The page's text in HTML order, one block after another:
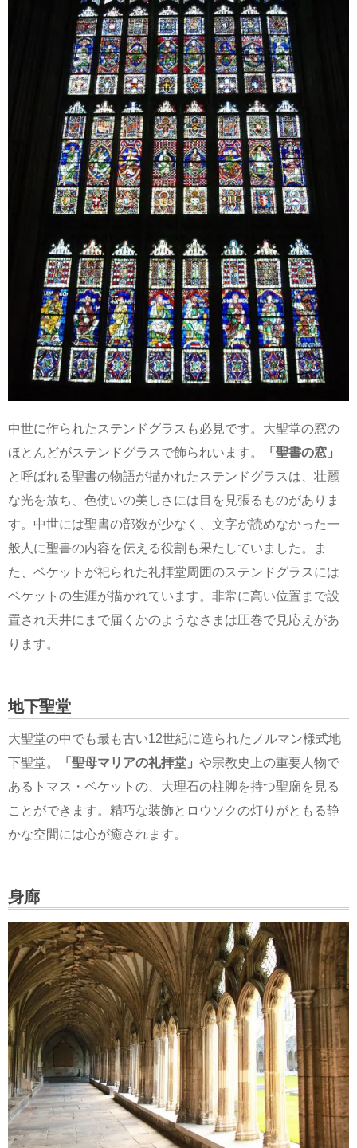
中世に作られたステンドグラスも必見です。大聖堂の窓の
ほとんどがステンドグラスで飾られいます。
「聖書の窓」
と呼ばれる聖書の物語が描かれたステンドグラスは、壮麗
な光を放ち、色使いの美しさには目を見張るものがありま
す。中世には聖書の部数が少なく、文字が読めなかった一
般人に聖書の内容を伝える役割も果たしていました。ま
た、ベケットが祀られた礼拝堂周囲のステンドグラスには
ベケットの生涯が描かれています。非常に高い位置まで設
置され天井にまで届くかのようなさまは圧巻で見応えがあ
ります。
地下聖堂
大聖堂の中でも最も古い12世紀に造られたノルマン様式地
下聖堂。
「聖母マリアの礼拝堂」 や宗教史上の重要人物で
あるトマス・ベケットの、大理石の柱脚を持つ聖廟を見る
ことができます。精巧な装飾とロウソクの灯りがともる静
かな空間には心が癒されます。
身廊